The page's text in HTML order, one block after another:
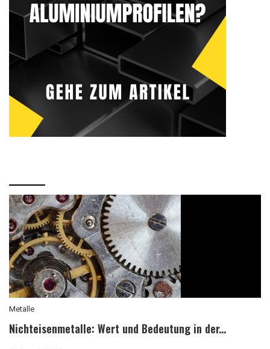
Metalle
Nichteisenmetalle: Wert und Bedeutung in der...